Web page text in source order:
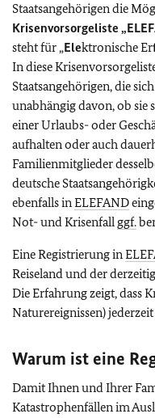
Staatsangehörigen die
Krisenvorsorgeliste „
steht für „Elektronische Er
In diese
Staatsangehörigen, die
unabhängig davon, ob
einer Urlaubs- oder
aufhalten oder auch
Familienmitglieder
deutsche
ebenfalls inELEFAND
Not- und Krisenfall ggf.
Eine Registrierung in
Reiseland und der
Die Erfahrung zeigt, dass
Naturereignissen)
Warum ist eine
Damit Ihnen und Ihrer
Katastrophenfällen im